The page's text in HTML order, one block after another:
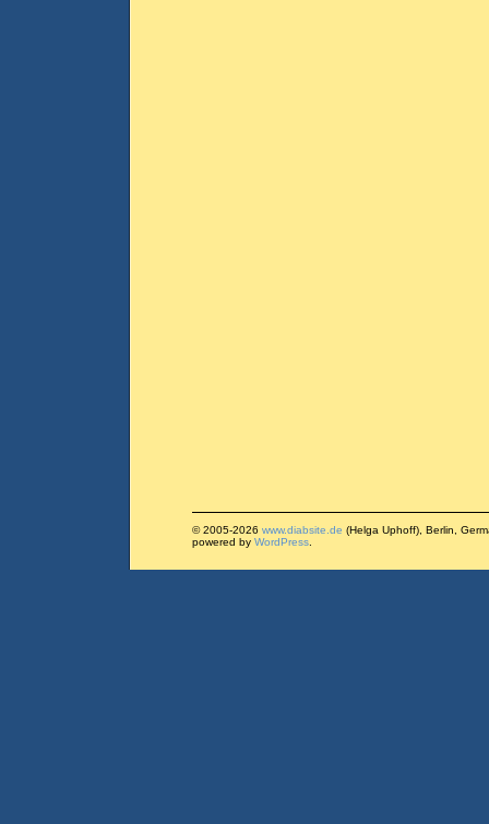
© 2005-2026 www.diabsite.de (Helga Uphoff), Berlin,
powered by WordPress.